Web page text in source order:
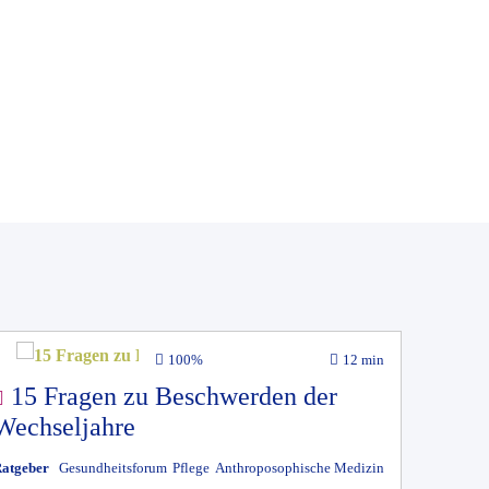
100% 12 min
15 Fragen zu Beschwerden der
Gesundheitsforum Pflege Anthroposophische Medizin